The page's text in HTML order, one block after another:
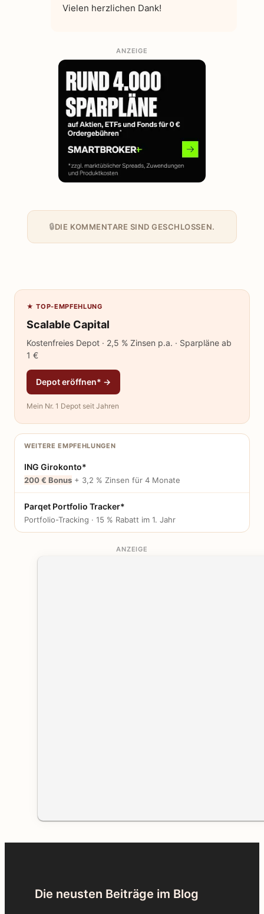
Vielen herzlichen Dank!
ANZEIGE
DIE KOMMENTARE SIND GESCHLOSSEN.
★ TOP-EMPFEHLUNG
Scalable Capital
Kostenfreies Depot · 2,5 % Zinsen p.a. · Sparpläne ab
1 €
Depot eröffnen* →
Mein Nr. 1 Depot seit Jahren
WEITERE EMPFEHLUNGEN
ING Girokonto*
200 € Bonus + 3,2 % Zinsen für 4 Monate
Parqet Portfolio Tracker*
Portfolio-Tracking · 15 % Rabatt im 1. Jahr
ANZEIGE
Die neusten Beiträge im Blog